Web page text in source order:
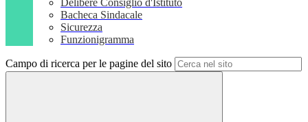
Delibere Consiglio d'Istituto
Bacheca Sindacale
Sicurezza
Funzionigramma
Campo di ricerca per le pagine del sito